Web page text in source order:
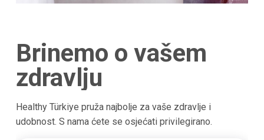
Brinemo o vašem
zdravlju
Healthy Türkiye pruža najbolje za vaše zdravlje i
udobnost. S nama ćete se osjećati privilegirano.